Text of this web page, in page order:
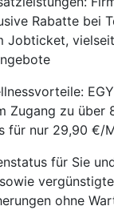
Rabatte bei
Jobticket,
Zugang zu über
für nur 29,90 €/
für Sie
ohne